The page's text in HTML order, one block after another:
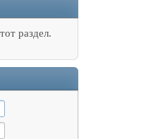
раздел.